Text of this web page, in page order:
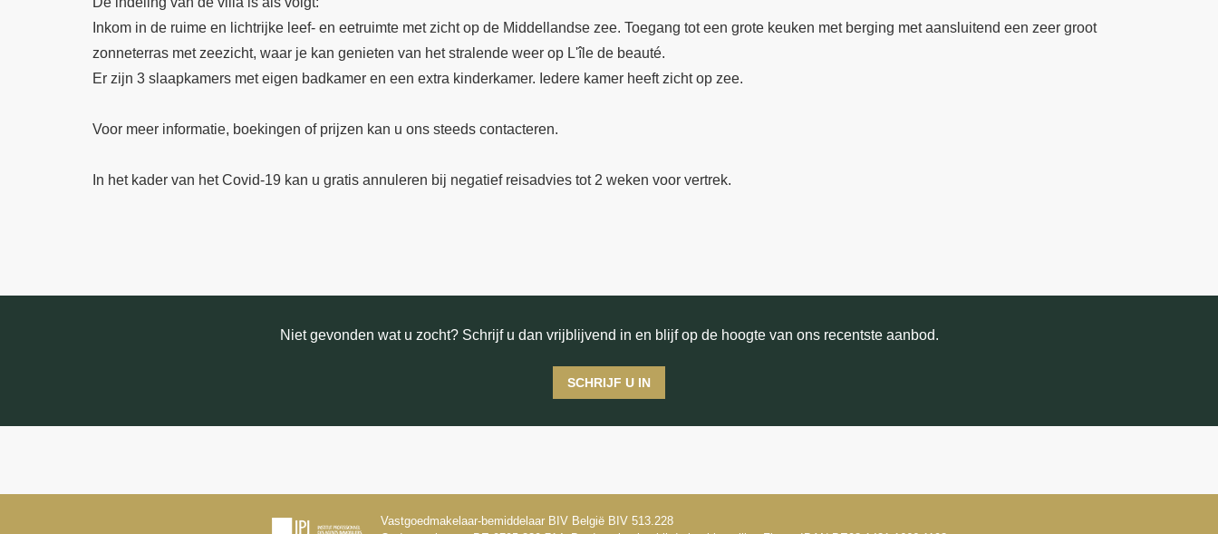
Inkom in de ruime en lichtrijke leef- en eetruimte met zicht op de Middellandse zee. Toegang tot een grote keuken met berging met aansluitend een zeer groot
zonneterras met zeezicht, waar je kan genieten van het stralende weer op L'île de beauté.
Er zijn 3 slaapkamers met eigen badkamer en een extra kinderkamer. Iedere kamer heeft zicht op zee.
Voor meer informatie, boekingen of prijzen kan u ons steeds contacteren.
In het kader van het Covid-19 kan u gratis annuleren bij negatief reisadvies tot 2 weken voor vertrek.
Niet gevonden wat u zocht? Schrijf u dan vrijblijvend in en blijf op de hoogte van ons recentste aanbod.
SCHRIJF U IN
Vastgoedmakelaar-bemiddelaar BIV België BIV 513.228